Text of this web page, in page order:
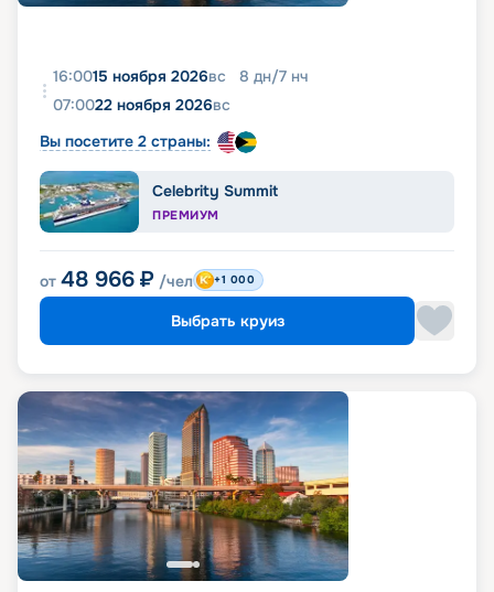
16:0015 ноября 2026вс 8 дн/7 нч
07:0022 ноября 2026вс
Вы посетите 2 страны:
Celebrity Summit
ПРЕМИУМ
от 48 966 ₽ /чел +1 000
Выбрать круиз